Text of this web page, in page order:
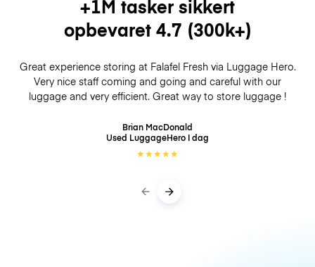
+1M tasker sikkert
opbevaret 4.7 (300k+)
Great experience storing at Falafel Fresh via Luggage Hero.
Very nice staff coming and going and careful with our
luggage and very efficient. Great way to store luggage !
Brian MacDonald
Used LuggageHero I dag
★★★★★